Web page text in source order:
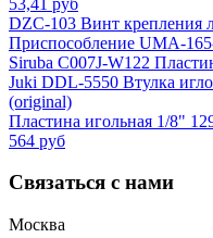
DZC-103 Винт крепления
Приспособление UMA-
Siruba C007J-W122
Juki DDL-5550 Втулка
(original)
Пластина игольная 1/8"
564 руб
Связаться с нами
Москва